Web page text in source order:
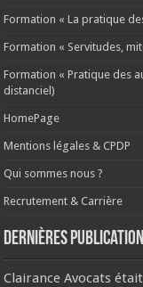
Formation « La pratique
Formation « Servitudes,
Formation « Pratique des
distanciel)
HomePage
Mentions légales & CPDP
Qui sommes nous ?
Recrutement & Carrière
Dernières
Clairance Avocats